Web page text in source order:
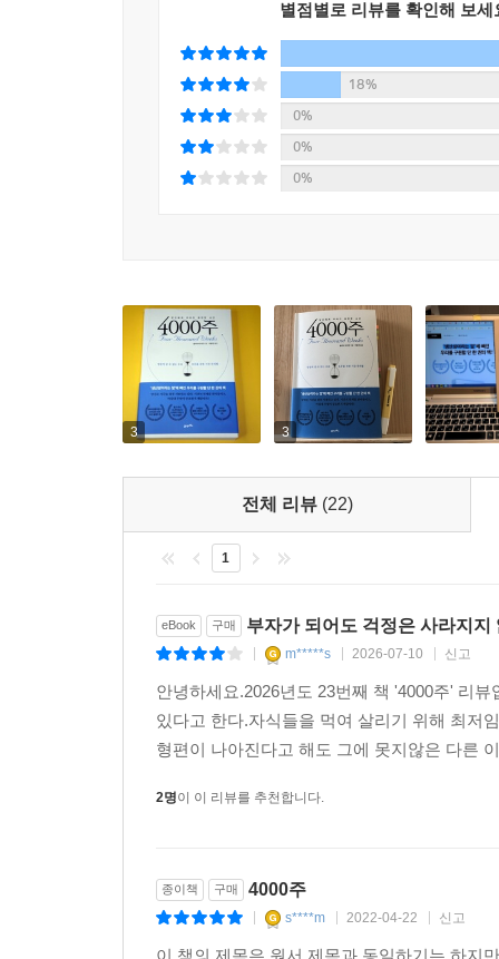
고민을 하는 이들도 있을 것이다. 하지만 그들
방식으로 시간을 사용하고 있기 때문이다.
효율성에 대한 집착을 내려놓을 때,
당신은 비로소 시간을 자유롭게 쓸 수 있다!
만한 원동력이 나에겐 부족한 것은 아닌지 걱정
오랜 시간 일하며 얻은 추가 수입을 더 많은 소비
결과는 마음의 평화와 안도가 아니다. 우리에게
이 책은 시간을 최대한 활용하는 방법을 다루고
사례들만을 낳았을 뿐이며, 이제 시간을 관리
‘생산성’이 우리 인생의 덫이라는 사실 말이다.
모든 찰나를 내가 통제할 수 있는 날은 절대 오지
있게 된다. 패배를 인정하는 것에서 시작하자. 혹
별점별로 리뷰를 확인해 보세
18%
0%
0%
0%
3 3
전체 리뷰 (22)
1
eBook 구매 부자가 되어도 걱정은 사라지지
m*****s 2026-07-10 신고
안녕하세요.2026년도 23번째 책 '4000주' 리
있다고 한다.자식들을 먹여 살리기 위해 최저
형편이 나아진다고 해도 그에 못지않은 다른
2명이 이 리뷰를 추천합니다.
종이책 구매 4000주
s****m 2022-04-22 신고
이 책의 제목은 원서 제목과 동일하기는 하지